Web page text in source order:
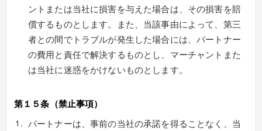
ントまたは当社に損害を与えた場合は、その損害を賠
償するものとします。また、当該事由によって、第三
者との間でトラブルが発生した場合には、パートナー
の費用と責任で解決するものとし、マーチャントまた
は当社に迷惑をかけないものとします。
第１５条（禁止事項）
パートナーは、事前の当社の承諾を得ることなく、当